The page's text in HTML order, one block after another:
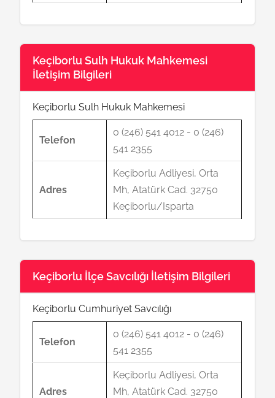
Keçiborlu Sulh Hukuk Mahkemesi
İletişim Bilgileri
Keçiborlu Sulh Hukuk Mahkemesi
Telefon
0 (246) 541 4012 - 0 (246)
541 2355
Adres
Keçiborlu Adliyesi, Orta
Mh, Atatürk Cad. 32750
Keçiborlu/Isparta
Keçiborlu İlçe Savcılığı İletişim Bilgileri
Keçiborlu Cumhuriyet Savcılığı
Telefon
0 (246) 541 4012 - 0 (246)
541 2355
Adres
Keçiborlu Adliyesi, Orta
Mh, Atatürk Cad. 32750